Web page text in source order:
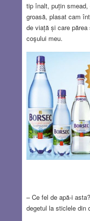
tip înalt, puțin
groasă, plasat cam
de viață și care
coşului meu.
– Ce fel de apă-i
degetul la sticlele din